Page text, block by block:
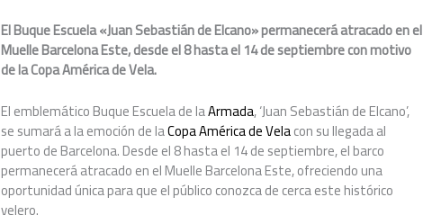
El Buque Escuela «Juan Sebastián de Elcano» permanecerá atracado en el
Muelle Barcelona Este, desde el 8 hasta el 14 de septiembre con motivo
de la Copa América de Vela.
El emblemático Buque Escuela de laArmada, ‘Juan Sebastián de Elcano’,
se sumará a la emoción de laCopa América de Velacon su llegada al
puerto de Barcelona. Desde el 8 hasta el 14 de septiembre, el barco
permanecerá atracado en el Muelle Barcelona Este, ofreciendo una
oportunidad única para que el público conozca de cerca este histórico
velero.